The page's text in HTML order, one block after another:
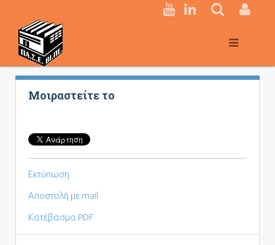
Κεντρική
πλοήγηση
Μοιραστείτε το
Εκτύπωση
Αποστολή με mail
Κατέβασμα PDF